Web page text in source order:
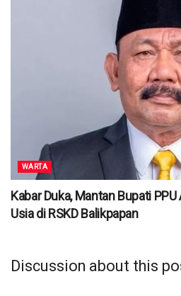
WARTA
Kabar Duka, Mantan Bupati
Usia di RSKD Balikpapan
Discussion about this